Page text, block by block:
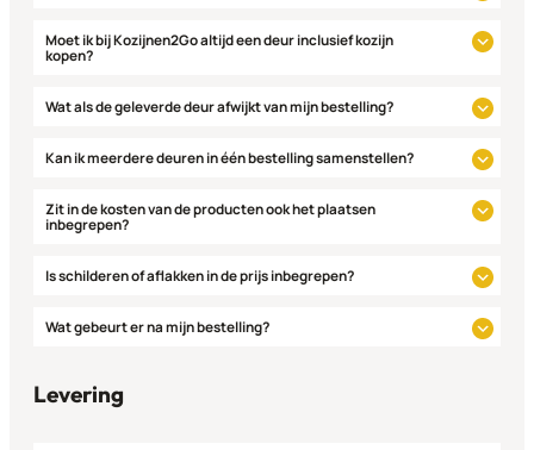
Moet ik bij Kozijnen2Go altijd een deur inclusief kozijn
kopen?
Wat als de geleverde deur afwijkt van mijn bestelling?
Kan ik meerdere deuren in één bestelling samenstellen?
Zit in de kosten van de producten ook het plaatsen
inbegrepen?
Is schilderen of aflakken in de prijs inbegrepen?
Wat gebeurt er na mijn bestelling?
Levering